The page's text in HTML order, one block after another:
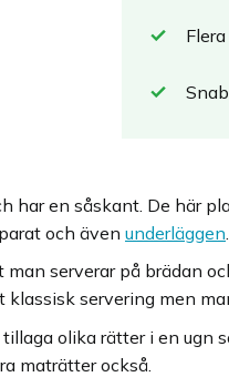
har en såskant. De här
och även underläggen
serverar på brädan
servering men
olika rätter i en ugn
maträtter också.